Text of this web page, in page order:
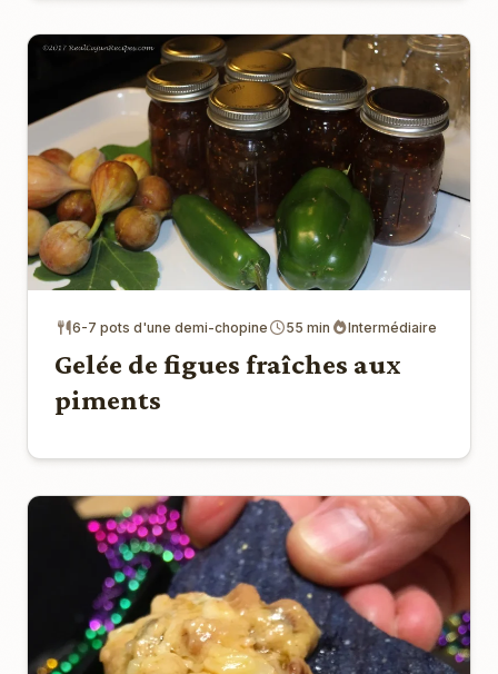
6-7 pots d'une demi-chopine 55 min Intermédiaire
Gelée de figues fraîches aux
piments